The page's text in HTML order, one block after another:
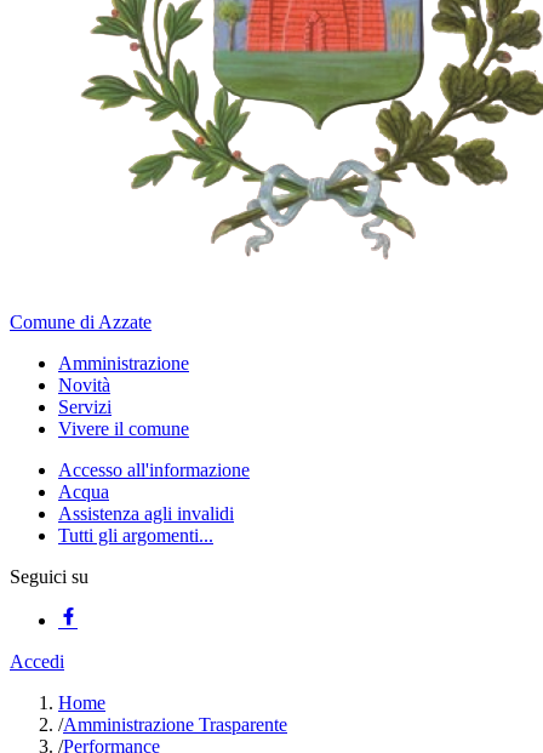
Comune di Azzate
Amministrazione
Novità
Servizi
Vivere il comune
Accesso all'informazione
Acqua
Assistenza agli invalidi
Tutti gli argomenti...
Seguici su
Accedi
Home
/Amministrazione Trasparente
/Performance